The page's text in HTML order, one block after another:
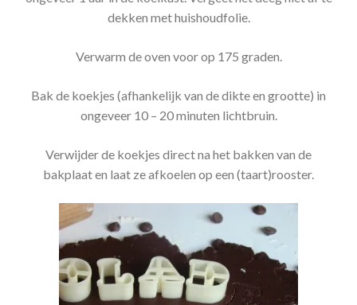
dekken met huishoudfolie.
Verwarm de oven voor op 175 graden.
Bak de koekjes (afhankelijk van de dikte en grootte) in
ongeveer 10 – 20 minuten lichtbruin.
Verwijder de koekjes direct na het bakken van de
bakplaat en laat ze afkoelen op een (taart)rooster.